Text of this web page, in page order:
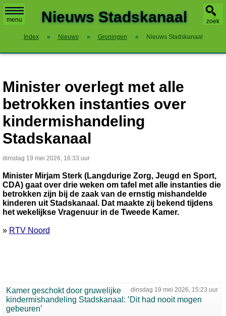
menu zoek
Nieuws Stadskanaal
Index » Nieuws » Groningen » Nieuws Stadskanaal
Minister overlegt met alle
betrokken instanties over
kindermishandeling
Stadskanaal
dinsdag 19 mei 2026, 16:33 uur
Minister Mirjam Sterk (Langdurige Zorg, Jeugd en Sport,
CDA) gaat over drie weken om tafel met alle instanties die
betrokken zijn bij de zaak van de ernstig mishandelde
kinderen uit Stadskanaal. Dat maakte zij bekend tijdens
het wekelijkse Vragenuur in de Tweede Kamer.
» RTV Noord
dinsdag 19 mei 2026, 15:23 uur
Kamer geschokt door gruwelijke
kindermishandeling Stadskanaal: ’Dit had nooit mogen
gebeuren’